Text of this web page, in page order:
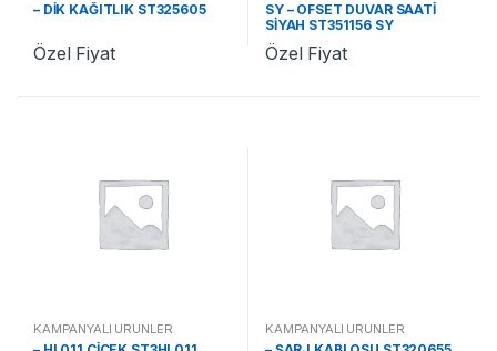
– DİK KAĞITLIK ST325605
Özel Fiyat
SY – OFSET DUVAR SAATİ
SİYAH ST351156 SY
Özel Fiyat
KAMPANYALI ÜRÜNLER KAMPANYALI ÜRÜNLER